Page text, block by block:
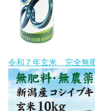
令和７年玄米 完全無